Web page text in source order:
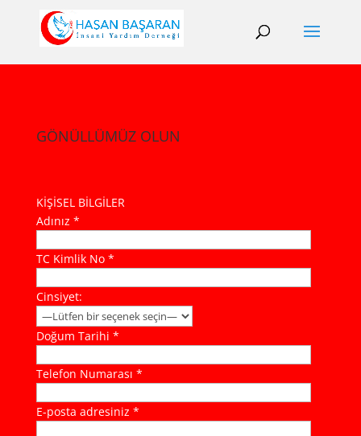
GÖNÜLLÜMÜZ OLUN
KİŞİSEL BİLGİLER
Adınız *
TC Kimlik No *
Cinsiyet:
Doğum Tarihi *
Telefon Numarası *
E-posta adresiniz *